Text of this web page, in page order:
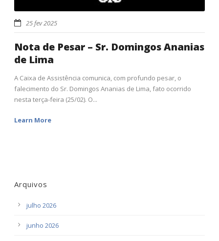
25 fev 2025
Nota de Pesar – Sr. Domingos Ananias
de Lima
A Caixa de Assistência comunica, com profundo pesar, o
falecimento do Sr. Domingos Ananias de Lima, fato ocorrido
nesta terça-feira (25/02). O...
Learn More
Arquivos
julho 2026
junho 2026